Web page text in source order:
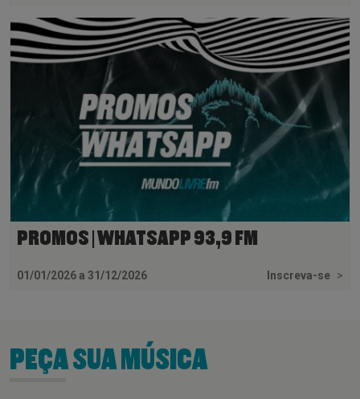
PROMOS | WHATSAPP 93,9 FM
01/01/2026 a 31/12/2026 Inscreva-se >
PEÇA SUA MÚSICA